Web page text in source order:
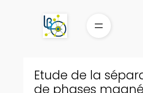
Etude de la
de phases